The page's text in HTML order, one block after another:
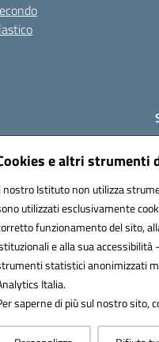
e altri strumenti
nostro Istituto non utilizza
utilizzati esclusivamente
funzionamento del sito,
e alla sua
statistici anonimizzati
Italia.
saperne di più sul nostro sito,